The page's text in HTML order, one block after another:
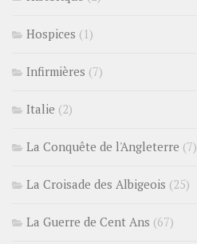
Hospices (1)
Infirmières (7)
Italie (2)
La Conquête de l'Angleterre (7)
La Croisade des Albigeois (25)
La Guerre de Cent Ans (67)